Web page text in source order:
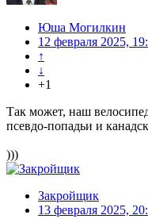
Юша Могилкин
12 февраля 2025,
↑
↓
+1
Так может, наш
псевдо-попадьи и
)))
Закройщик
13 февраля 2025,